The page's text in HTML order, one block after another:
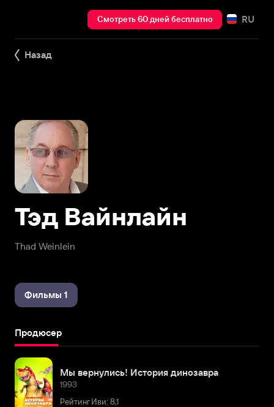
Смотреть 60 дней бесплатно RU
Назад
Thad Weinlein
Тэд Вайнлайн
Фильмы 1
Продюсер
Мы вернулись! История динозавра
1993
Рейтинг Иви: 8,1